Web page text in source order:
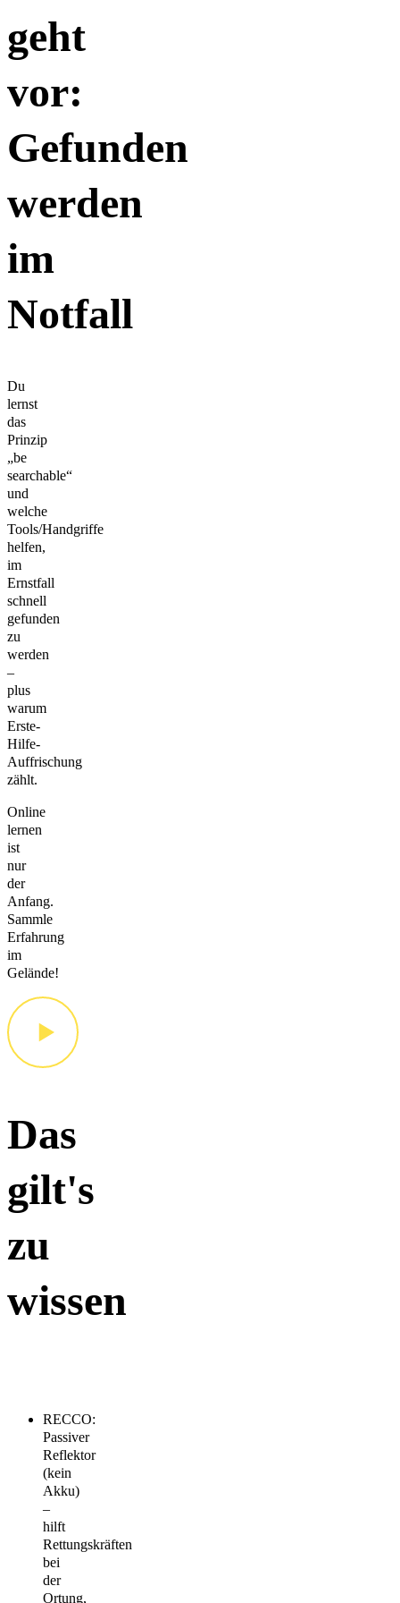
geht
vor:
Gefunden
werden
im
Notfall
Du
lernst
das
Prinzip
„be
searchable“
und
welche
Tools/Handgriffe
helfen,
im
Ernstfall
schnell
gefunden
zu
werden
–
plus
warum
Erste-
Hilfe-
Auffrischung
zählt.
Online
lernen
ist
nur
der
Anfang.
Sammle
Erfahrung
im
Gelände!
Das
gilt's
zu
wissen
RECCO:
Passiver
Reflektor
(kein
Akku)
–
hilft
Rettungskräften
bei
der
Ortung,